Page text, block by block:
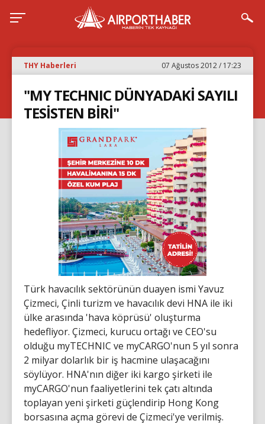
THY Haberleri 07 Ağustos 2012 / 17:23
"MY TECHNIC DÜNYADAKİ SAYILI
TESİSTEN BİRİ"
Türk havacılık sektörünün duayen ismi Yavuz
Çizmeci, Çinli turizm ve havacılık devi HNA ile iki
ülke arasında 'hava köprüsü' oluşturma
hedefliyor. Çizmeci, kurucu ortağı ve CEO'su
olduğu myTECHNIC ve myCARGO'nun 5 yıl sonra
2 milyar dolarlık bir iş hacmine ulaşacağını
söylüyor. HNA'nın diğer iki kargo şirketi ile
myCARGO'nun faaliyetlerini tek çatı altında
toplayan yeni şirketi güçlendirip Hong Kong
borsasına açma görevi de Çizmeci'ye verilmiş.